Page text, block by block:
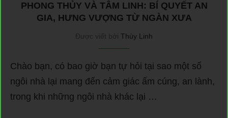
PHONG THỦY VÀ TÂM LINH: BÍ QUYẾT AN
GIA, HƯNG VƯỢNG TỪ NGÀN XƯA
Được viết bởi Thùy Linh
Chào bạn, có bao giờ bạn tự hỏi tại sao một số
ngôi nhà lại mang đến cảm giác ấm cúng, an lành,
trong khi những ngôi nhà khác lại …